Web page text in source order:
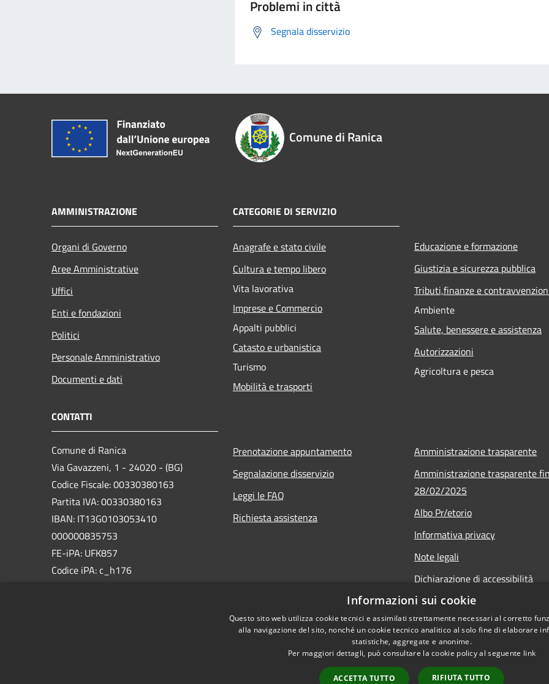
Problemi in città
Segnala disservizio
Comune di Ranica
AMMINISTRAZIONE
Organi di Governo
Aree Amministrative
Uffici
Enti e fondazioni
Politici
Personale Amministrativo
Documenti e dati
CATEGORIE DI SERVIZIO
Anagrafe e stato civile
Cultura e tempo libero
Vita lavorativa
Imprese e Commercio
Appalti pubblici
Catasto e urbanistica
Turismo
Mobilità e trasporti
Educazione e formazione
Giustizia e sicurezza pubblica
Tributi,finanze e
Ambiente
Salute, benessere e assistenza
Autorizzazioni
Agricoltura e pesca
CONTATTI
Comune di Ranica
Via Gavazzeni, 1 - 24020 - (BG)
Codice Fiscale: 00330380163
Partita IVA: 00330380163
IBAN: IT13G0103053410
000000835753
FE-iPA: UFK857
Codice iPA: c_h176
Prenotazione appuntamento
Segnalazione disservizio
Leggi le FAQ
Richiesta assistenza
Amministrazione trasparente
Amministrazione trasparente
28/02/2025
Albo Pr/etorio
Informativa privacy
Note legali
Dichiarazione di accessibilità
Obiettivi di accessibilità
Informazioni sui cookie
Questo sito web utilizza cookie tecnici e assimilati strettamente necessari al corretto
alla navigazione del sito, nonché un cookie tecnico analitico al solo fine di elaborare
statistiche, aggregate e anonime.
Per maggiori dettagli, può consultare la cookie policy al seguente link
ACCETTA TUTTO RIFIUTA TUTTO